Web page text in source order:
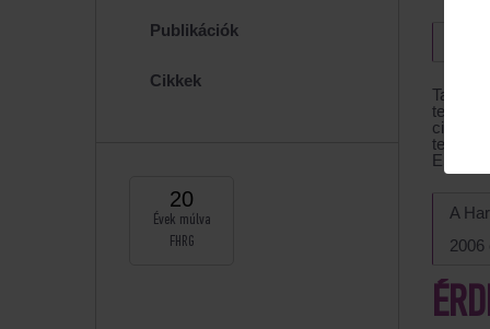
Publikációk
Cikkek
20
Évek múlva
FHRG
ciklus
A
2006